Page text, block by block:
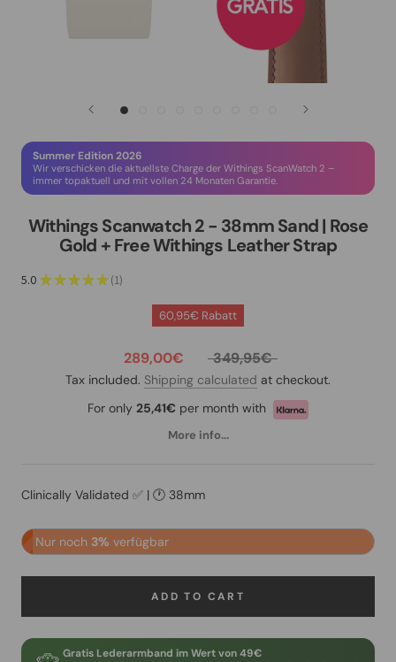
Summer Edition 2026
Wir verschicken die aktuellste Charge der Withings ScanWatch 2 –
immer topaktuell und mit vollen 24 Monaten Garantie.
Withings Scanwatch 2 - 38mm Sand | Rose
Gold + Free Withings Leather Strap
5.0 ★★★★★ 1
1
60,95€ Rabatt
289,00€ 349,95€
Tax included. Shipping calculated at checkout.
For only 25,41€ per month with
More info...
Clinically Validated ✅ | 🕐 38mm
Nur noch 3% verfügbar
ADD TO CART
Gratis Lederarmband im Wert von 49€